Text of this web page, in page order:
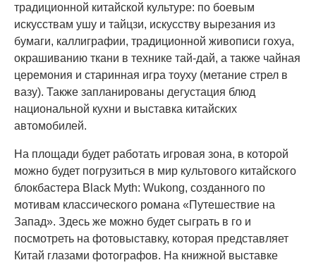
традиционной китайской культуре: по боевым
искусствам ушу и тайцзи, искусству вырезания из
бумаги, каллиграфии, традиционной живописи гохуа,
окрашиванию ткани в технике тай-дай, а также чайная
церемония и старинная игра тоуху (метание стрел в
вазу). Также запланированы дегустация блюд
национальной кухни и выставка китайских
автомобилей.
На площади будет работать игровая зона, в которой
можно будет погрузиться в мир культового китайского
блокбастера Black Myth: Wukong, созданного по
мотивам классического романа «Путешествие на
Запад». Здесь же можно будет сыграть в го и
посмотреть на фотовыставку, которая представляет
Китай глазами фотографов. На книжной выставке